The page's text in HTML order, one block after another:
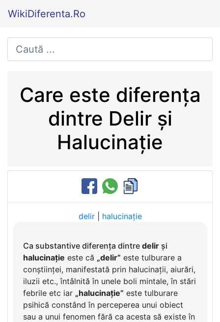
WikiDiferenta.Ro
Care este diferența
dintre Delir și
Halucinație
delir| halucinație
Ca substantive diferența dintre delirși
halucinație este că „delir” este tulburare a
conștiinței, manifestată prin halucinații, aiurări,
iluzii etc., întâlnită în unele boli mintale, în stări
febrile etc iar „halucinație” este tulburare
psihică constând în perceperea unui obiect
sau a unui fenomen fără ca acesta să existe în